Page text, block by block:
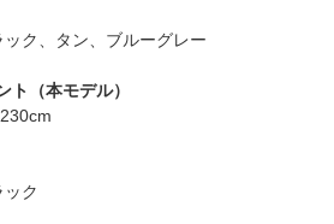
ック、タン、ブルーグレー
（本モデル）
ック